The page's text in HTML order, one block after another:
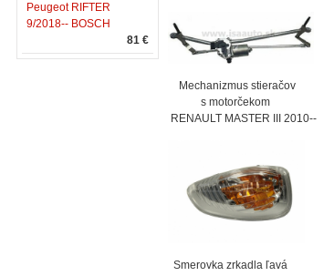
Peugeot RIFTER
9/2018-- BOSCH
81 €
Mechanizmus stieračov
s motorčekom
RENAULT MASTER III 2010--
Smerovka zrkadla ľavá